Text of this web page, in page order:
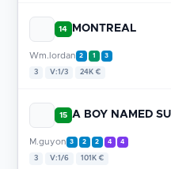
14 MONTREAL
Wm.lordan 2 1 3
3 V:1/3 24K €
15 A BOY NAMED
M.guyon 3 2 2 4 4
3 V:1/6 101K €